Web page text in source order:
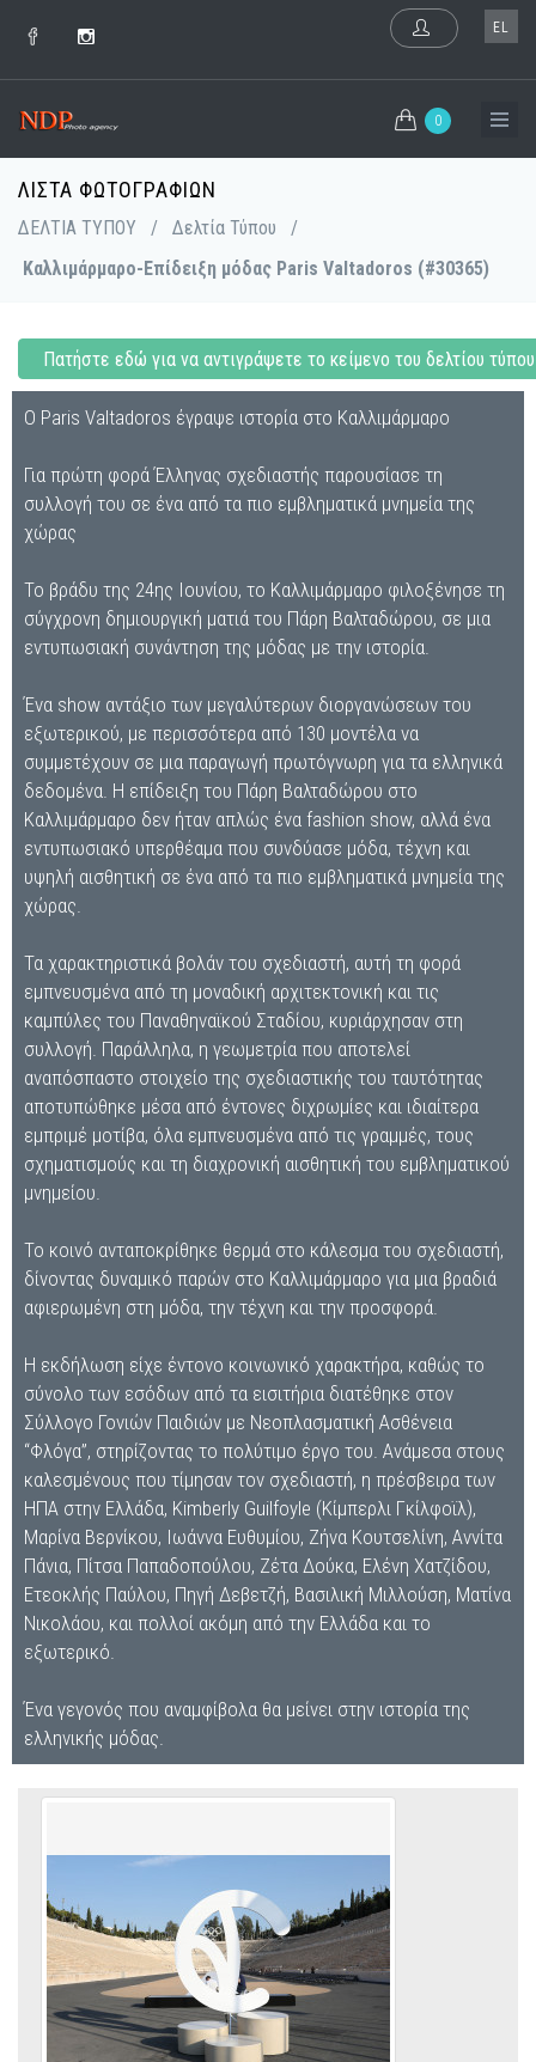
EL
0
ΛΊΣΤΑ ΦΩΤΟΓΡΑΦΙΏΝ
ΔΕΛΤΙΑ ΤΥΠΟΥ / Δελτία Τύπου
/
Καλλιμάρμαρο-Επίδειξη μόδας Paris Valtadoros (#30365)
Πατήστε εδώ για να αντιγράψετε το κείμενο του δελτίου τύπου
Ο Paris Valtadoros έγραψε ιστορία στο Καλλιμάρμαρο
Για πρώτη φορά Έλληνας σχεδιαστής παρουσίασε τη
συλλογή του σε ένα από τα πιο εμβληματικά μνημεία της
χώρας
Το βράδυ της 24ης Ιουνίου, το Καλλιμάρμαρο φιλοξένησε τη
σύγχρονη δημιουργική ματιά του Πάρη Βαλταδώρου, σε μια
εντυπωσιακή συνάντηση της μόδας με την ιστορία.
Ένα show αντάξιο των μεγαλύτερων διοργανώσεων του
εξωτερικού, με περισσότερα από 130 μοντέλα να
συμμετέχουν σε μια παραγωγή πρωτόγνωρη για τα ελληνικά
δεδομένα. Η επίδειξη του Πάρη Βαλταδώρου στο
Καλλιμάρμαρο δεν ήταν απλώς ένα fashion show, αλλά ένα
εντυπωσιακό υπερθέαμα που συνδύασε μόδα, τέχνη και
υψηλή αισθητική σε ένα από τα πιο εμβληματικά μνημεία της
χώρας.
Τα χαρακτηριστικά βολάν του σχεδιαστή, αυτή τη φορά
εμπνευσμένα από τη μοναδική αρχιτεκτονική και τις
καμπύλες του Παναθηναϊκού Σταδίου, κυριάρχησαν στη
συλλογή. Παράλληλα, η γεωμετρία που αποτελεί
αναπόσπαστο στοιχείο της σχεδιαστικής του ταυτότητας
αποτυπώθηκε μέσα από έντονες διχρωμίες και ιδιαίτερα
εμπριμέ μοτίβα, όλα εμπνευσμένα από τις γραμμές, τους
σχηματισμούς και τη διαχρονική αισθητική του εμβληματικού
μνημείου.
Το κοινό ανταποκρίθηκε θερμά στο κάλεσμα του σχεδιαστή,
δίνοντας δυναμικό παρών στο Καλλιμάρμαρο για μια βραδιά
αφιερωμένη στη μόδα, την τέχνη και την προσφορά.
Η εκδήλωση είχε έντονο κοινωνικό χαρακτήρα, καθώς το
σύνολο των εσόδων από τα εισιτήρια διατέθηκε στον
Σύλλογο Γονιών Παιδιών με Νεοπλασματική Ασθένεια
“Φλόγα”, στηρίζοντας το πολύτιμο έργο του. Ανάμεσα στους
καλεσμένους που τίμησαν τον σχεδιαστή, η πρέσβειρα των
ΗΠΑ στην Ελλάδα, Kimberly Guilfoyle (Κίμπερλι Γκίλφοϊλ),
Μαρίνα Βερνίκου, Iωάννα Ευθυμίου, Ζήνα Κουτσελίνη, Αννίτα
Πάνια, Πίτσα Παπαδοπούλου, Ζέτα Δούκα, Ελένη Χατζίδου,
Ετεοκλής Παύλου, Πηγή Δεβετζή, Βασιλική Μιλλούση, Ματίνα
Νικολάου, και πολλοί ακόμη από την Ελλάδα και το
εξωτερικό.
Ένα γεγονός που αναμφίβολα θα μείνει στην ιστορία της
ελληνικής μόδας.